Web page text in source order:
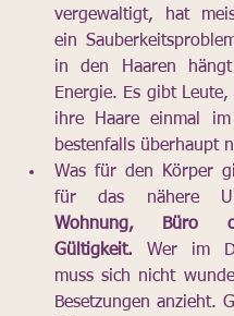
vergewaltigt, hat
ein
in den Haaren
Energie. Es gibt Leute,
ihre Haare einmal
bestenfalls überhaupt
Was für den Körper
Wohnung, Büro
Gültigkeit. Wer im
muss sich nicht
Besetzungen anzieht.